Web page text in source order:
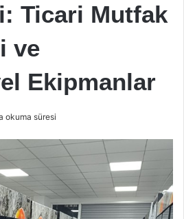
Ticari Mutfak
ve
Ekipmanlar
okuma süresi